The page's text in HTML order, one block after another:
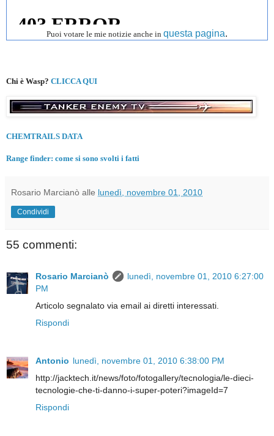
Puoi votare le mie notizie anche in questa pagina.
Chi è Wasp? CLICCA QUI
CHEMTRAILS DATA
Range finder: come si sono svolti i fatti
Rosario Marcianò alle lunedì, novembre 01, 2010
Condividi
55 commenti:
Rosario Marcianò
lunedì, novembre 01, 2010 6:27:00
PM
Articolo segnalato via email ai diretti interessati.
Rispondi
Antonio lunedì, novembre 01, 2010 6:38:00 PM
http://jacktech.it/news/foto/fotogallery/tecnologia/le-dieci-
tecnologie-che-ti-danno-i-super-poteri?imageId=7
Rispondi